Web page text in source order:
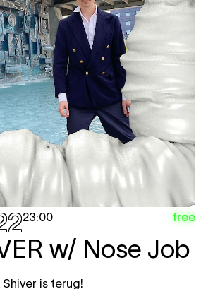
23:00 free
w/ Nose Job
is terug!